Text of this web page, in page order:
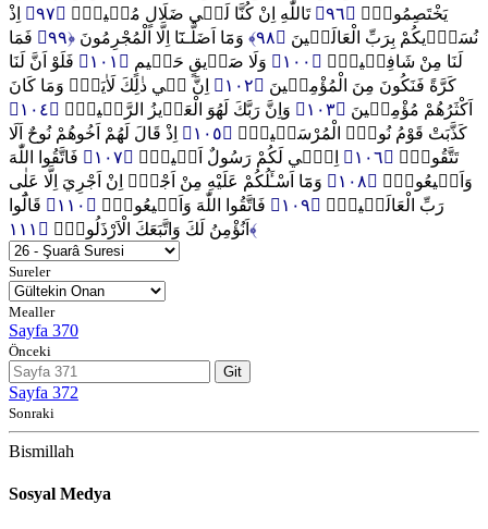
يَخْتَصِمُونَۙ ﴿٩٦﴾ تَاللّٰهِ اِنْ كُنَّا لَف۪ي ضَلَالٍ مُب۪ينٍۙ ﴿٩٧﴾
اِذْ
نُسَوّ۪يكُمْ بِرَبِّ الْعَالَم۪ينَ ﴿٩٨﴾ وَمَٓا اَضَلَّـنَٓا اِلَّا الْمُجْرِمُونَ ﴿٩٩﴾
فَمَا
لَنَا مِنْ شَافِع۪ينَۙ ﴿١٠٠﴾ وَلَا صَد۪يقٍ حَم۪يمٍ ﴿١٠١﴾
فَلَوْ اَنَّ لَنَا
كَرَّةً فَنَكُونَ مِنَ الْمُؤْمِن۪ينَ ﴿١٠٢﴾
اِنَّ ف۪ي ذٰلِكَ لَاٰيَةًۜ وَمَا كَانَ
اَكْثَرُهُمْ مُؤْمِن۪ينَ ﴿١٠٣﴾ وَاِنَّ رَبَّكَ لَهُوَ الْعَز۪يزُ الرَّح۪يمُ۟ ﴿١٠٤﴾
كَذَّبَتْ قَوْمُ نُوحٍۨ الْمُرْسَل۪ينَۚ ﴿١٠٥﴾
اِذْ قَالَ لَهُمْ اَخُوهُمْ نُوحٌ اَلَا
تَتَّقُونَۚ ﴿١٠٦﴾ اِنّ۪ي لَكُمْ رَسُولٌ اَم۪ينٌۙ ﴿١٠٧﴾
فَاتَّقُوا اللّٰهَ
وَاَط۪يعُونِۚ ﴿١٠٨﴾
وَمَٓا اَسْـَٔلُكُمْ عَلَيْهِ مِنْ اَجْرٍۚ اِنْ اَجْرِيَ اِلَّا عَلٰى
رَبِّ الْعَالَم۪ينَۚ ﴿١٠٩﴾ فَاتَّقُوا اللّٰهَ وَاَط۪يعُونِۜ ﴿١١٠﴾
قَالُٓوا
اَنُؤْمِنُ لَكَ وَاتَّبَعَكَ الْاَرْذَلُونَۜ﴿١١١﴾
Sureler
Mealler
Sayfa 370
Önceki
Git
Sayfa 372
Sonraki
Bismillah
Sosyal Medya